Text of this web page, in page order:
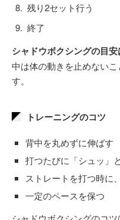
残り2セット行う
終了
シャドウボクシングの目
中は体の動きを止めない
す。
トレーニングのコツ
背中を丸めずに伸ばす
打つたびに「シュッ」
ストレートを打つ時に
一定のペースを保つ